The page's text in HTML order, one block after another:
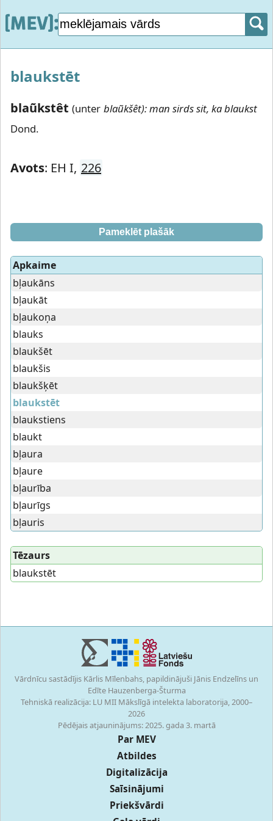
blaukstēt
blaũkstêt (unter blaũkšêt): man sirds sit, ka blaukst
Dond.
Avots: EH I, 226
Pameklēt plašāk
Apkaime
bļaukāns
bļaukāt
bļaukoņa
blauks
blaukšēt
blaukšis
blaukšķēt
blaukstēt
blaukstiens
blaukt
bļaura
bļaure
bļaurība
bļaurīgs
bļauris
Tēzaurs
blaukstēt
Vārdnīcu sastādījis Kārlis Mīlenbahs, papildinājuši Jānis Endzelīns un
Edīte Hauzenberga-Šturma
Tehniskā realizācija: LU MII Mākslīgā intelekta laboratorija, 2000–
2026
Pēdējais atjauninājums: 2025. gada 3. martā
Par MEV
Atbildes
Digitalizācija
Saīsinājumi
Priekšvārdi